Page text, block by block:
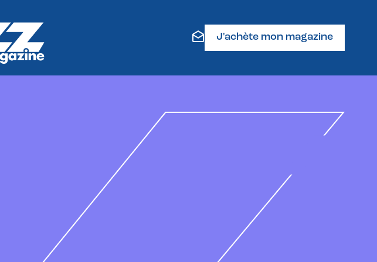
J'achète mon magazine